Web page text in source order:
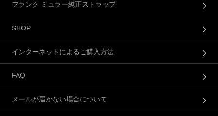
フランク ミュラー純正ストラップ
SHOP
インターネットによるご購入方法
FAQ
メールが届かない場合について